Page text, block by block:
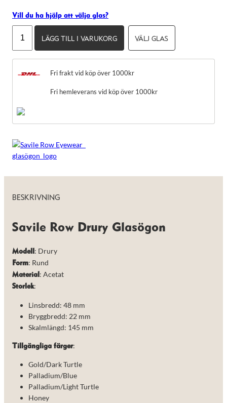
Vill du ha hjälp att välja glas?
Row
Drury
LÄGG TILL I VARUKORG VÄLJ GLAS
Fri frakt vid köp över 1000kr
Fri hemleverans vid köp över 1000kr
BESKRIVNING
Savile Row Drury Glasögon
Modell : Drury
Form: Rund
Material : Acetat
Storlek:
Linsbredd: 48 mm
Bryggbredd: 22 mm
Skalmlängd: 145 mm
Tillgängliga färger:
Gold/Dark Turtle
Palladium/Blue
Palladium/Light Turtle
Honey
över huvud
taget ska
fungera.
Statistik
För att vi ska
och
uppbyggnad,
hur hemsidan
används.
hemsida ska
möjligt under
ditt besök.
de här
kakorna
kommer viss
funktionalitet
att försvinna
hemsidan.
Genom att dela
intressen och ditt
beteende när du
surfar ökar du
chansen att få se
personligt